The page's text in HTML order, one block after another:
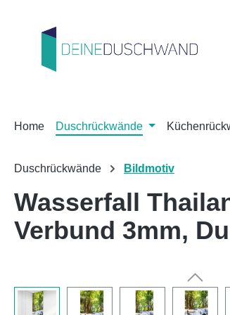
Home Duschrückwände
Duschrückwände Bildmotiv
Wasserfall
Verbund 3mm,